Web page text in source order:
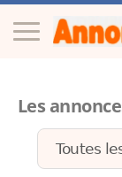
Les
Toutes